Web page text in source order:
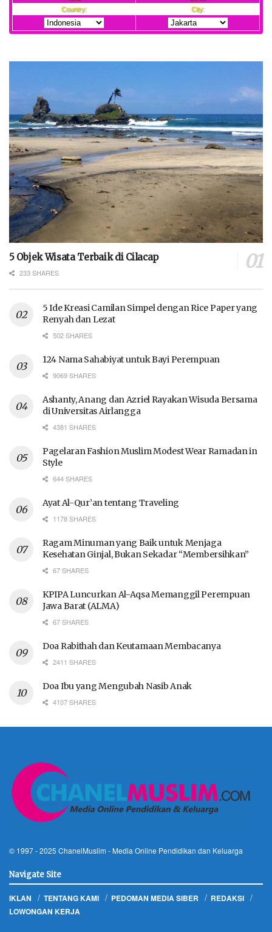
5 Objek Wisata Terbaik di Cilacap
233 SHARES
5 Ide Kreasi Camilan Simpel dengan Rice Paper yang
Renyah dan Lezat
502 SHARES
124 Nama Sahabiyat untuk Bayi Perempuan
9069 SHARES
Ashanty, Anang dan Azriel Rayakan Wisuda Bersama
di Universitas Airlangga
4381 SHARES
Pagelaran Fashion Muslim Modest Wear Ramadan in
Style
644 SHARES
Ayat Al-Qur’an tentang Traveling
1178 SHARES
Ragam Minuman yang Baik untuk Menjaga
Kesehatan Ginjal, Bukan Sekadar “Membersihkan”
67 SHARES
KPIPA Luncurkan Al-Aqsa Memanggil Perempuan
Jawa Barat (ALMA)
67 SHARES
Doa Rabithah dan Keutamaan Membacanya
2411 SHARES
Doa Ibu yang Mengubah Nasib Anak
4107 SHARES
© 1997 - 2025 ChanelMuslim - Media Online Pendidikan dan Keluarga
Navigate Site
IKLAN TENTANG KAMI PEDOMAN MEDIA SIBER
REDAKSI
LOWONGAN KERJA